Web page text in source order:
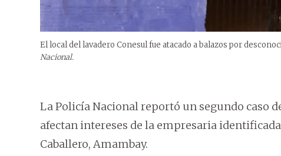
El local del lavadero Conesul fue atacado a balazos por
Nacional.
La Policía Nacional reportó un segundo caso
afectan intereses de la empresaria
Caballero, Amambay.